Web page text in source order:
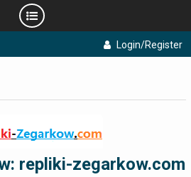
Login/Register
repliki-zegarkow.com